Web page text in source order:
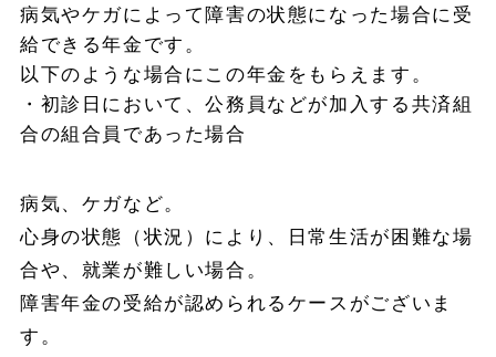
病気やケガによって障害の状態になった場合に受
給できる年金です。
以下のような場合にこの年金をもらえます。
・初診日において、公務員などが加入する共済組
合の組合員であった場合
病気、ケガなど。
心身の状態（状況）により、日常生活が困難な場
合や、就業が難しい場合。
障害年金の受給が認められるケースがございま
す。